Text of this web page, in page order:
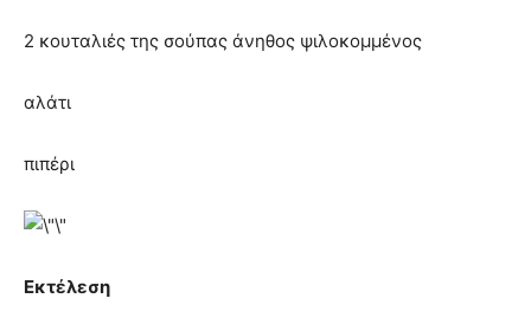
2 κουταλιές της σούπας άνηθος ψιλοκομμένος
αλάτι
πιπέρι
Εκτέλεση